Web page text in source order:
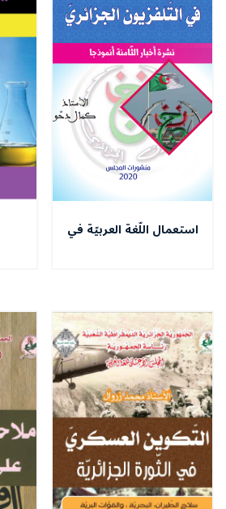
استعمال اللّغة العربيّة في